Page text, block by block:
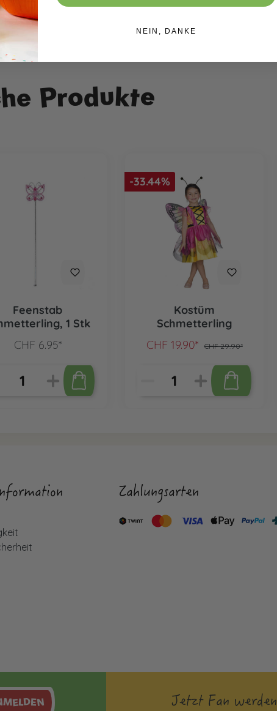
Produkte
Feenstab
1 Stk
CHF 6.95*
-33.44%
Kostüm
Schmetterling
CHF 19.90*
CHF 29.90*
Zahlungsarten
Jetzt Fan werden
NEIN, DANKE